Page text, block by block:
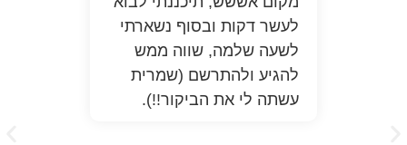
לעשר דקות ובסוף נשארתי
לשעה שלמה, שווה ממש
להגיע ולהתרשם (שמרית
עשתה לי את הביקור!!).